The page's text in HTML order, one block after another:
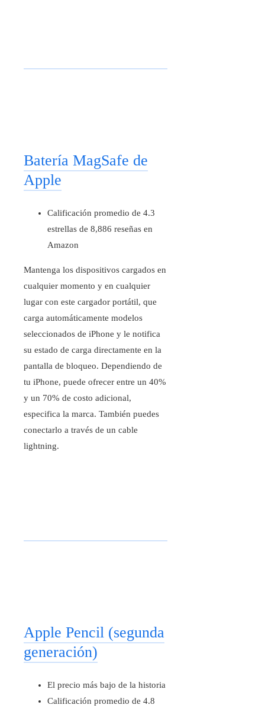
Batería MagSafe de
Apple
Calificación promedio de 4.3
estrellas de 8,886 reseñas en
Amazon
Mantenga los dispositivos cargados en
cualquier momento y en cualquier
lugar con este cargador portátil, que
carga automáticamente modelos
seleccionados de iPhone y le notifica
su estado de carga directamente en la
pantalla de bloqueo. Dependiendo de
tu iPhone, puede ofrecer entre un 40%
y un 70% de costo adicional,
especifica la marca. También puedes
conectarlo a través de un cable
lightning.
Apple Pencil (segunda
generación)
El precio más bajo de la historia
Calificación promedio de 4.8